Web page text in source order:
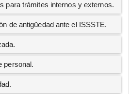
para trámites internos y externos.
de antigüedad ante el ISSSTE.
personal.